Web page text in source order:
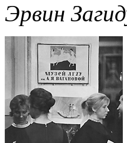
Эрвин